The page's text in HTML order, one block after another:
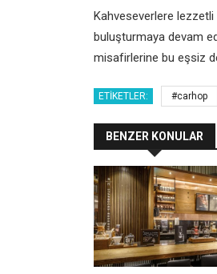
Kahveseverlere
buluşturmaya devam
misafirlerine bu eşsiz
ETIKETLER: #carhop
BENZER KONULAR